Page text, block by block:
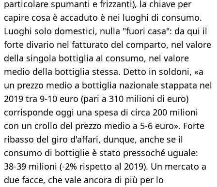
particolare spumanti e frizzanti), la chiave per
capire cosa è accaduto è nei luoghi di consumo.
Luoghi solo domestici, nulla "fuori casa": da qui il
forte divario nel fatturato del comparto, nel valore
della singola bottiglia al consumo, nel valore
medio della bottiglia stessa. Detto in soldoni, «a
un prezzo medio a bottiglia nazionale stappata nel
2019 tra 9-10 euro (pari a 310 milioni di euro)
corrisponde oggi una spesa di circa 200 milioni
con un crollo del prezzo medio a 5-6 euro». Forte
ribasso del giro d'affari, dunque, anche se il
consumo di bottiglie è stato pressoché uguale:
38-39 milioni (-2% rispetto al 2019). Un mercato a
due facce, che vale ancora di più per lo